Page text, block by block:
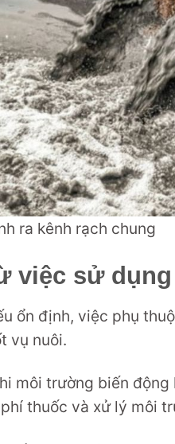
ra kênh rạch chung
việc sử
ổn định, việc phụ
vụ nuôi.
môi trường biến
thuốc và xử lý môi